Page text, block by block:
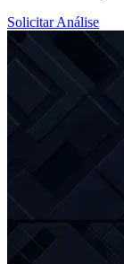
Solicitar Análise